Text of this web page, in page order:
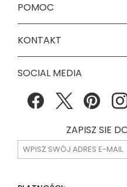
POMOC
KONTAKT
SOCIAL MEDIA
ZAPISZ SIE